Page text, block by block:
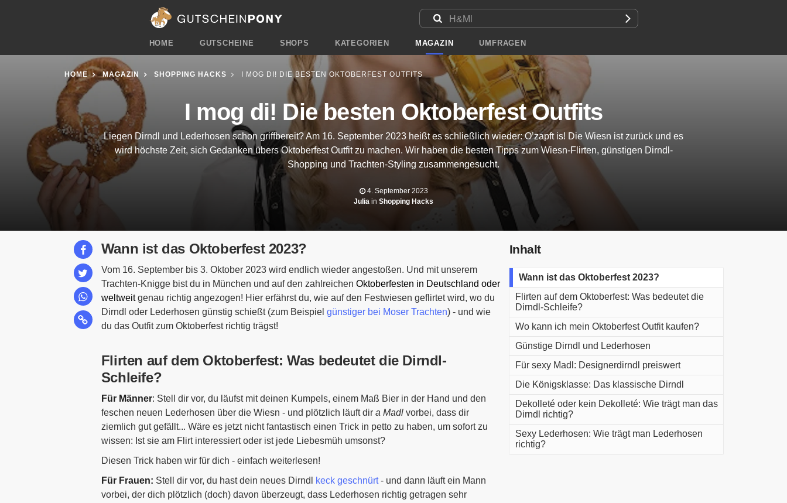
HOME GUTSCHEINE SHOPS KATEGORIEN MAGAZIN UMFRAGEN
I mog di! Die besten Oktoberfest Outfits
Liegen Dirndl und Lederhosen schon griffbereit? Am 16. September 2023 heißt es schließlich wieder: O’zapft is! Die Wiesn ist zurück und es
wird höchste Zeit, sich Gedanken übers Oktoberfest Outfit zu machen. Wir haben die besten Tipps zum Wiesn-Flirten, günstigen Dirndl-
Shopping und Trachten-Styling zusammengesucht.
4. September 2023
Julia in Shopping Hacks
HOME MAGAZIN SHOPPING HACKS I MOG DI! DIE BESTEN OKTOBERFEST OUTFITS
Inhalt
Wann ist das Oktoberfest 2023?
Flirten auf dem Oktoberfest: Was bedeutet die
Dirndl-Schleife?
Wo kann ich mein Oktoberfest Outfit kaufen?
Günstige Dirndl und Lederhosen
Für sexy Madl: Designerdirndl preiswert
Die Königsklasse: Das klassische Dirndl
Dekolleté oder kein Dekolleté: Wie trägt man das
Dirndl richtig?
Sexy Lederhosen: Wie trägt man Lederhosen
richtig?
Wann ist das Oktoberfest 2023?
Vom 16. September bis 3. Oktober 2023 wird endlich wieder angestoßen. Und mit unserem
Trachten-Knigge bist du in München und auf den zahlreichen Oktoberfesten in Deutschland oder
weltweitgenau richtig angezogen! Hier erfährst du, wie auf den Festwiesen geflirtet wird, wo du
Dirndl oder Lederhosen günstig schießt (zum Beispiel günstiger bei Moser Trachten) - und wie
du das Outfit zum Oktoberfest richtig trägst!
Flirten auf dem Oktoberfest: Was bedeutet die Dirndl-
Schleife?
Für Männer: Stell dir vor, du läufst mit deinen Kumpels, einem Maß Bier in der Hand und den
feschen neuen Lederhosen über die Wiesn - und plötzlich läuft dir a Madlvorbei, dass dir
ziemlich gut gefällt... Wäre es jetzt nicht fantastisch einen Trick in petto zu haben, um sofort zu
wissen: Ist sie am Flirt interessiert oder ist jede Liebesmüh umsonst?
Diesen Trick haben wir für dich - einfach weiterlesen!
Für Frauen: Stell dir vor, du hast dein neues Dirndl keck geschnürt- und dann läuft ein Mann
vorbei, der dich plötzlich (doch) davon überzeugt, dass Lederhosen richtig getragen sehr